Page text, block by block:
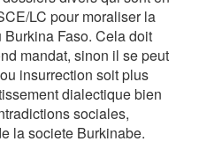
LC pour moraliser la
Faso. Cela doit
mandat, sinon il se peut
insurrection soit plus
dialectique bien
sociales,
la societe Burkinabe.